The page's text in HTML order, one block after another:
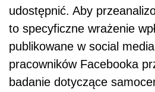
udostępnić. Aby
to specyficzne wrażenie
publikowane w social
pracowników Facebooka
badanie dotyczące